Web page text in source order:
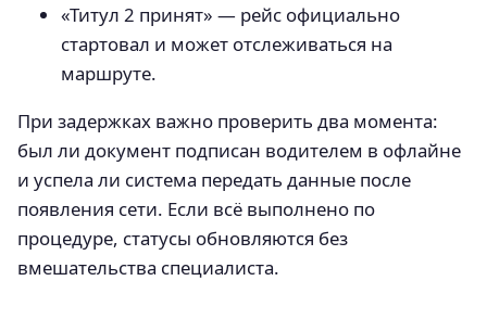
«Титул 2 принят» — рейс официально
стартовал и может отслеживаться на
маршруте.
При задержках важно проверить два момента:
был ли документ подписан водителем в офлайне
и успела ли система передать данные после
появления сети. Если всё выполнено по
процедуре, статусы обновляются без
вмешательства специалиста.